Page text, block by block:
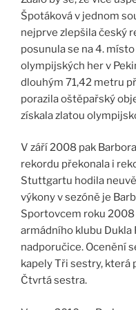
Špotáková v jednom
nejprve zlepšila český
posunula se na 4.
olympijských her v
dlouhým 71,42 metru
porazila oštěpařský
získala zlatou
V září 2008 pak
rekordu překonala i
Stuttgartu hodila
výkony v sezóně je
Sportovcem roku 2008
armádního klubu Dukla
nadporučice. Ocenění
kapely Tři sestry, která
Čtvrtá sestra.